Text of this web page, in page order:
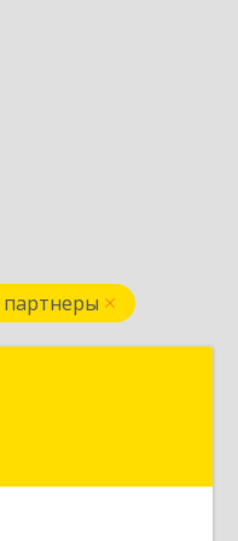
ул. Оромбаш,